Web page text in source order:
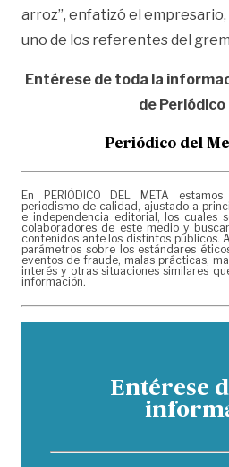
arroz”, enfatizó el
uno de los referentes del
Entérese de toda la
de
Periódico del
En PERIÓDICO DEL META
periodismo de calidad, ajustado a
e independencia editorial, los cuales
colaboradores de este medio y
contenidos ante los distintos públicos.
parámetros sobre los estándares
eventos de fraude, malas prácticas,
interés y otras situaciones similares
información.
Entérese